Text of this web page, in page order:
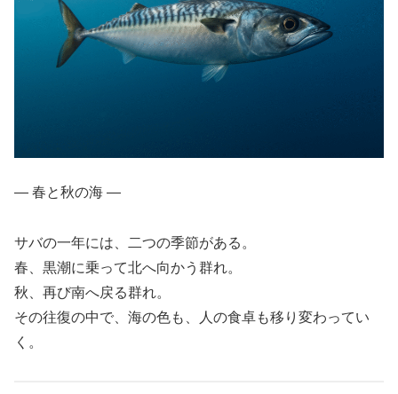
― 春と秋の海 ―
サバの一年には、二つの季節がある。
春、黒潮に乗って北へ向かう群れ。
秋、再び南へ戻る群れ。
その往復の中で、海の色も、人の食卓も移り変わってい
く。